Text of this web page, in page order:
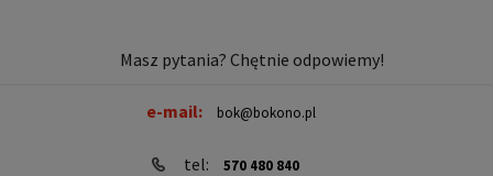
Masz pytania? Chętnie odpowiemy!
e-mail: bok@bokono.pl
tel: 570 480 840